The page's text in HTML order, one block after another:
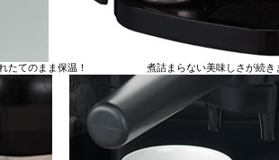
入れたてのまま保温！ 煮詰まらない美味しさが続き